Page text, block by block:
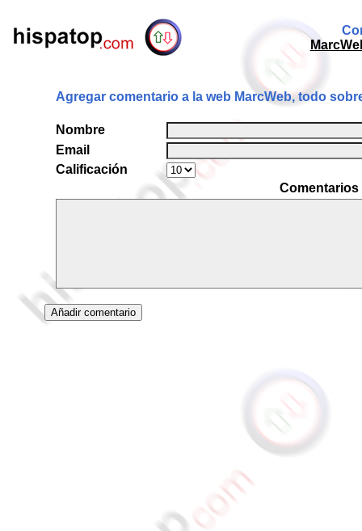
Agregar comentario a la web MarcWeb, todo
Nombre
Email
Calificación
Comentarios